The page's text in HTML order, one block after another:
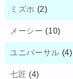
ミズホ (2)
メーシー (10)
ユニバーサル (4)
七匠 (4)